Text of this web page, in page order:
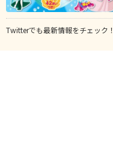
Twitterでも最新情報をチェック！